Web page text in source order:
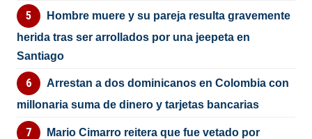
Hombre muere y su pareja resulta gravemente
herida tras ser arrollados por una jeepeta en
Santiago
Arrestan a dos dominicanos en Colombia con
millonaria suma de dinero y tarjetas bancarias
Mario Cimarro reitera que fue vetado por